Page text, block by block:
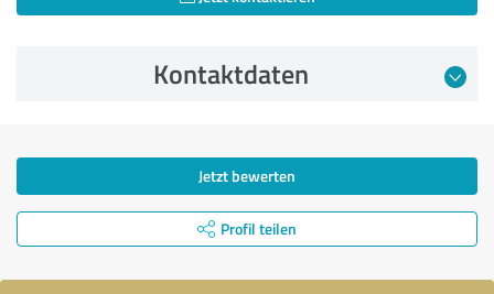
Kontaktdaten
Jetzt bewerten
Profil teilen